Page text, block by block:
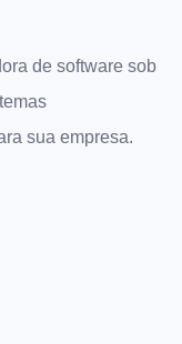
de software sob
sua empresa.